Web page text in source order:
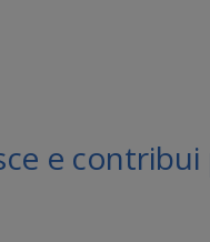
e contribui